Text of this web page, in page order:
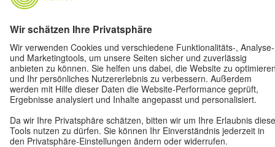
Impressum
Nutzungsbedingungen
Vertrag widerrufen